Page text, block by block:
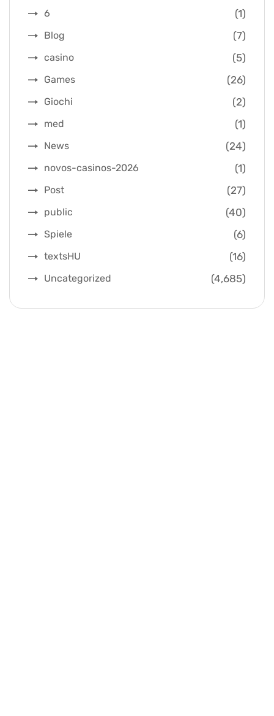
6 (1)
Blog (7)
casino (5)
Games (26)
Giochi (2)
med (1)
News (24)
novos-casinos-2026 (1)
Post (27)
public (40)
Spiele (6)
textsHU (16)
Uncategorized (4,685)